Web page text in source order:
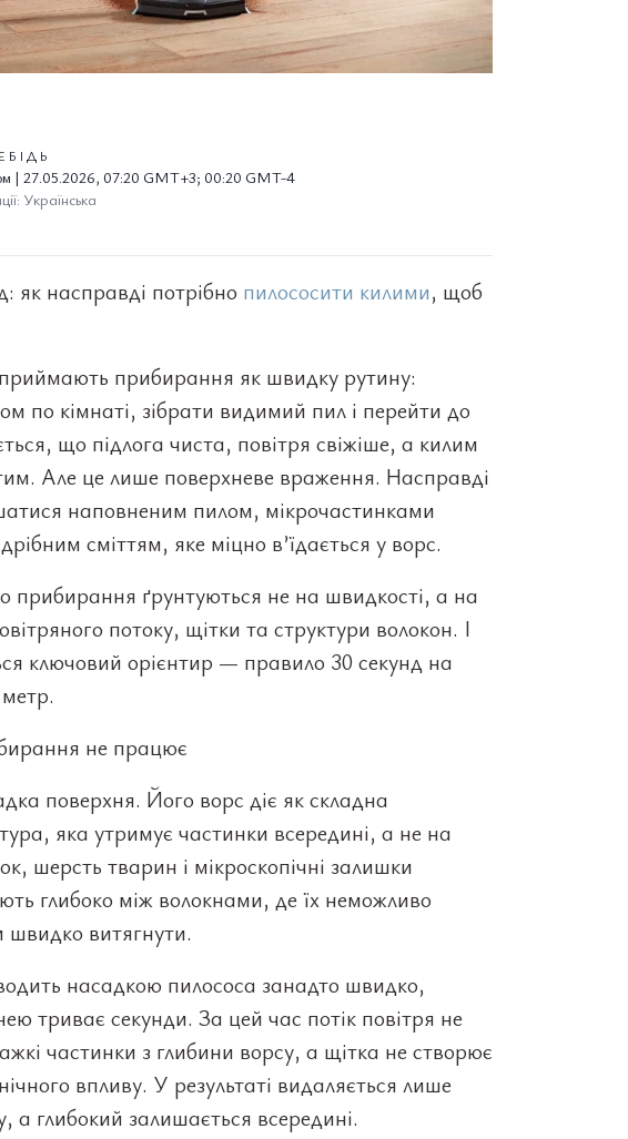
| 27.05.2026, 07:20 GMT+3; 00:20 GMT-4
Українська
як насправді потрібно пилососити килими, щоб
прибирання як швидку рутину:
по кімнаті, зібрати видимий пил і перейти до
що підлога чиста, повітря свіжіше, а килим
Але це лише поверхневе враження. Насправді
наповненим пилом, мікрочастинками
сміттям, яке міцно в’їдається у ворс.
прибирання ґрунтуються не на швидкості, а на
потоку, щітки та структури волокон. І
ключовий орієнтир — правило 30 секунд на
не працює
поверхня. Його ворс діє як складна
яка утримує частинки всередині, а не на
шерсть тварин і мікроскопічні залишки
глибоко між волокнами, де їх неможливо
швидко витягнути.
насадкою пилососа занадто швидко,
триває секунди. За цей час потік повітря не
частинки з глибини ворсу, а щітка не створює
впливу. У результаті видаляється лише
а глибокий залишається всередині.